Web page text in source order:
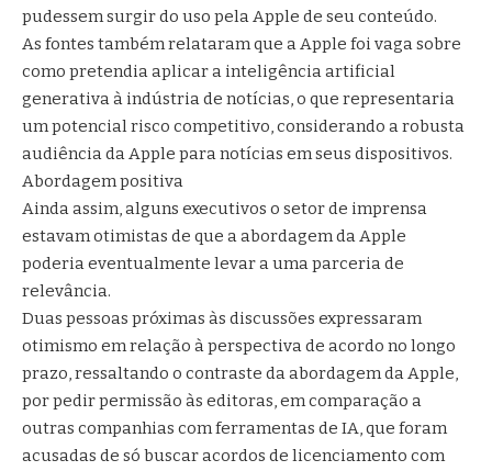
pudessem surgir do uso pela Apple de seu conteúdo.
As fontes também relataram que a Apple foi vaga sobre
como pretendia aplicar a inteligência artificial
generativa à indústria de notícias, o que representaria
um potencial risco competitivo, considerando a robusta
audiência da Apple para notícias em seus dispositivos.
Abordagem positiva
Ainda assim, alguns executivos o setor de imprensa
estavam otimistas de que a abordagem da Apple
poderia eventualmente levar a uma parceria de
relevância.
Duas pessoas próximas às discussões expressaram
otimismo em relação à perspectiva de acordo no longo
prazo, ressaltando o contraste da abordagem da Apple,
por pedir permissão às editoras, em comparação a
outras companhias com ferramentas de IA, que foram
acusadas de só buscar acordos de licenciamento com